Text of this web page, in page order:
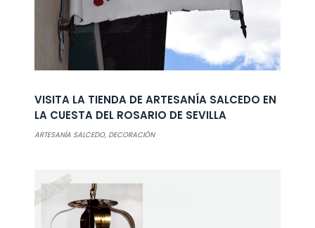
VISITA LA TIENDA DE ARTESANÍA SALCEDO EN
LA CUESTA DEL ROSARIO DE SEVILLA
ARTESANÍA SALCEDO, DECORACIÓN